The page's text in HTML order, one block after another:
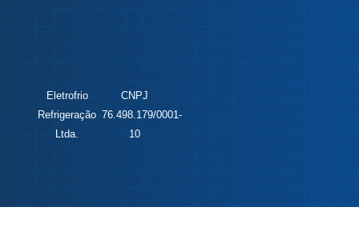
Eletrofrio
Refrigeração
Ltda.
CNPJ
76.498.179/0001-
10